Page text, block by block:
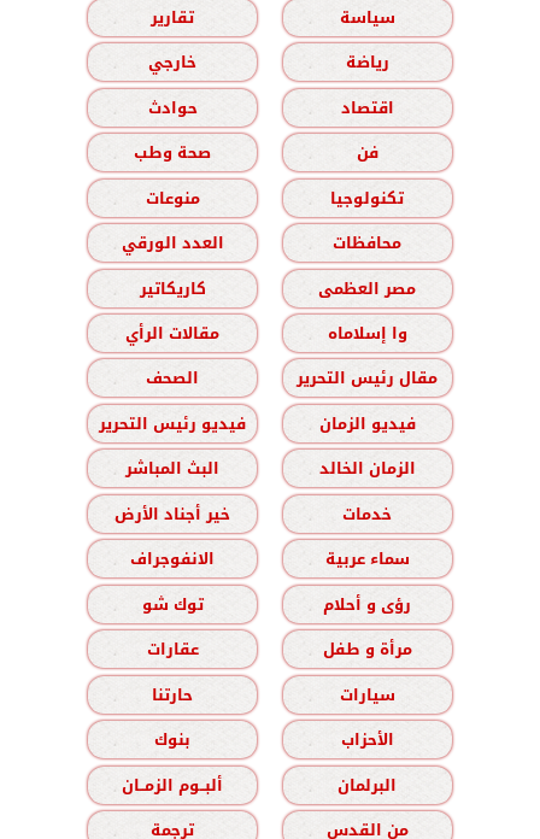
سياسة
تقارير
رياضة
خارجي
اقتصاد
حوادث
فن
صحة وطب
تكنولوجيا
منوعات
محافظات
العدد الورقي
مصر العظمى
كاريكاتير
وا إسلاماه
مقالات الرأي
مقال رئيس التحرير
الصحف
فيديو الزمان
فيديو رئيس التحرير
الزمان الخالد
البث المباشر
خدمات
خير أجناد الأرض
سماء عربية
الانفوجراف
رؤى و أحلام
توك شو
مرأة و طفل
عقارات
سيارات
حارتنا
الأحزاب
بنوك
البرلمان
ألبــوم الزمــان
من القدس
ترجمة